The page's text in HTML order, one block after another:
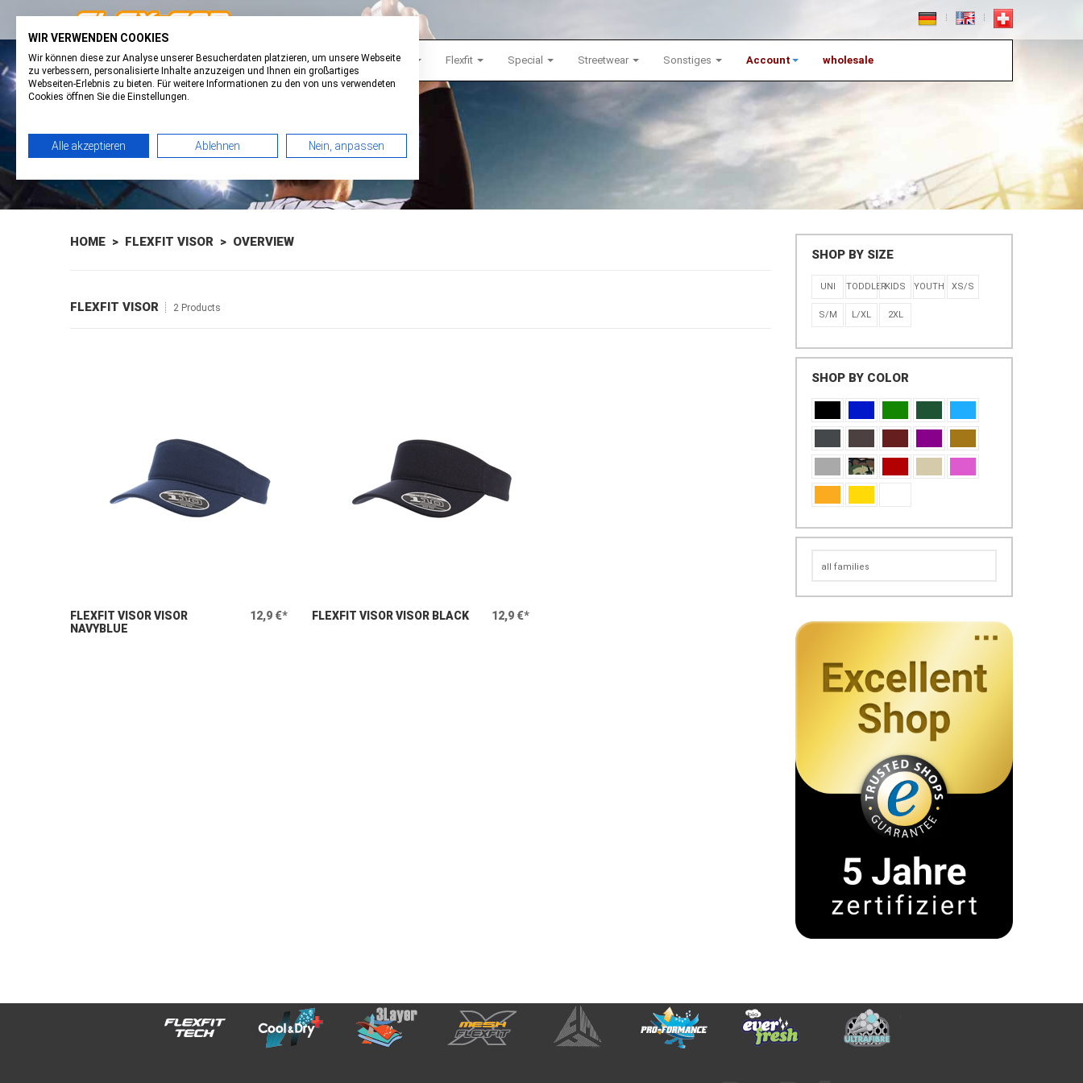
BASKET 0
FAVORITES 0 Snapback Flexfit Special Streetwear Sonstiges Account wholesale
HOME > FLEXFIT VISOR > OVERVIEW
FLEXFIT VISOR 2 Products
FLEXFIT VISOR VISOR
NAVYBLUE
12,9 €* FLEXFIT VISOR VISOR BLACK 12,9 €*
SHOP BY SIZE
UNI TODDLERKIDS YOUTH XS/S
S/M L/XL 2XL
SHOP BY COLOR
WIR VERWENDEN COOKIES
Wir können diese zur Analyse unserer Besucherdaten platzieren, um unsere Webseite
zu verbessern, personalisierte Inhalte anzuzeigen und Ihnen ein großartiges
Webseiten-Erlebnis zu bieten. Für weitere Informationen zu den von uns verwendeten
Cookies öffnen Sie die Einstellungen.
Alle akzeptieren Ablehnen Nein, anpassen